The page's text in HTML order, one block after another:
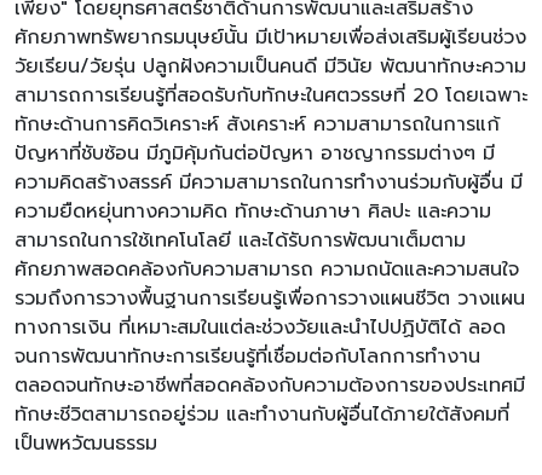
เพียง" โดยยุทธศาสตร์ชาติด้านการพัฒนาและเสริมสร้าง
ศักยภาพทรัพยากรมนุษย์นั้น มีเป้าหมายเพื่อส่งเสริมผู้เรียนช่วง
วัยเรียน/วัยรุ่น ปลูกฝังความเป็นคนดี มีวินัย พัฒนาทักษะความ
สามารถการเรียนรู้ที่สอดรับกับทักษะในศตวรรษที่ 20 โดยเฉพาะ
ทักษะด้านการคิดวิเคราะห์ สังเคราะห์ ความสามารถในการแก้
ปัญหาที่ชับซ้อน มีภูมิคุ้มกันต่อปัญหา อาชญากรรมต่างๆ มี
ความคิดสร้างสรรค์ มีความสามารถในการทำงานร่วมกับผู้อื่น มี
ความยืดหยุ่นทางความคิด ทักษะด้านภาษา ศิลปะ และความ
สามารถในการใช้เทคโนโลยี และได้รับการพัฒนาเต็มตาม
ศักยภาพสอดคล้องกับความสามารถ ความถนัดและความสนใจ
รวมถึงการวางพื้นฐานการเรียนรู้เพื่อการวางแผนชีวิต วางแผน
ทางการเงิน ที่เหมาะสมในแต่ละช่วงวัยและนำไปปฏิบัติได้ ลอด
จนการพัฒนาทักษะการเรียนรู้ที่เชื่อมต่อกับโลกการทำงาน
ตลอดจนทักษะอาชีพที่สอดคล้องกับความต้องการของประเทศมี
ทักษะชีวิตสามารถอยู่ร่วม และทำงานกับผู้อื่นได้ภายใต้สังคมที่
เป็นพหวัฒนธรรม